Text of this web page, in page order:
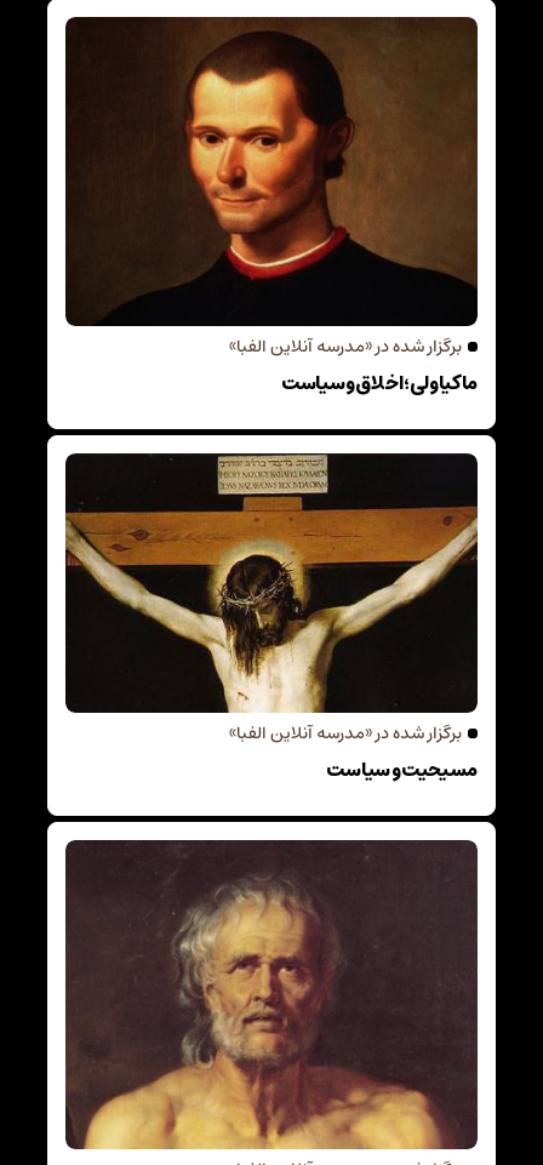
برگزار شده در «مدرسه آنلاین الفبا»
ماکیاولی؛ اخلاق و سیاست
برگزار شده در «مدرسه آنلاین الفبا»
مسیحیت و سیاست